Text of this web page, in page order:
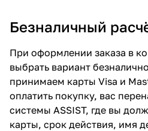
Безналичный
При оформлении заказа в
выбрать вариант
принимаем карты Visa и
оплатить покупку, вас
системы ASSIST, где вы
карты, срок действия, имя